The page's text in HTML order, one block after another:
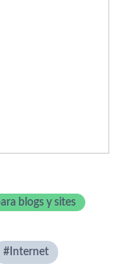
blogs y sites
Internet